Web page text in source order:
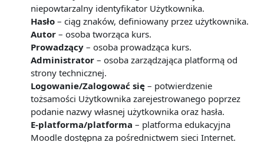
niepowtarzalny identyfikator Użytkownika.
Hasło – ciąg znaków, definiowany przez użytkownika.
Autor – osoba tworząca kurs.
Prowadzący – osoba prowadząca kurs.
Administrator – osoba zarządzająca platformą od
strony technicznej.
Logowanie/Zalogować się – potwierdzenie
tożsamości Użytkownika zarejestrowanego poprzez
podanie nazwy własnej użytkownika oraz hasła.
E-platforma/platforma – platforma edukacyjna
Moodle dostępna za pośrednictwem sieci Internet.